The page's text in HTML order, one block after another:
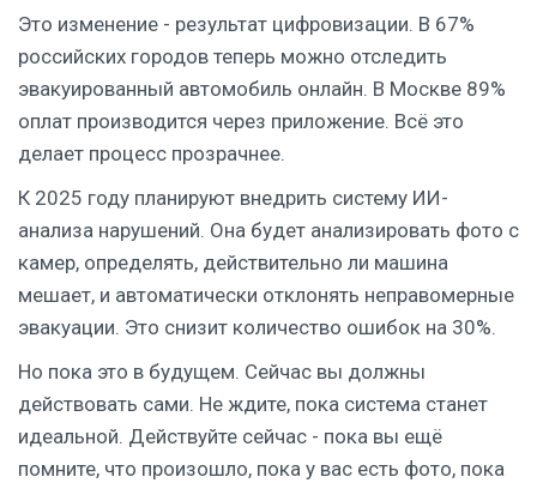
Это изменение - результат цифровизации. В 67%
российских городов теперь можно отследить
эвакуированный автомобиль онлайн. В Москве 89%
оплат производится через приложение. Всё это
делает процесс прозрачнее.
К 2025 году планируют внедрить систему ИИ-
анализа нарушений. Она будет анализировать фото с
камер, определять, действительно ли машина
мешает, и автоматически отклонять неправомерные
эвакуации. Это снизит количество ошибок на 30%.
Но пока это в будущем. Сейчас вы должны
действовать сами. Не ждите, пока система станет
идеальной. Действуйте сейчас - пока вы ещё
помните, что произошло, пока у вас есть фото, пока